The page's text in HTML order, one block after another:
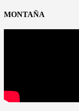
MONTAÑA